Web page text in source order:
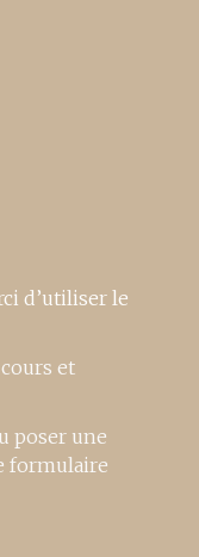
d’utiliser le
et
poser une
formulaire